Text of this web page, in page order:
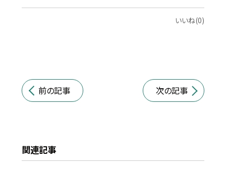
いいね(0)
前の記事 次の記事
関連記事